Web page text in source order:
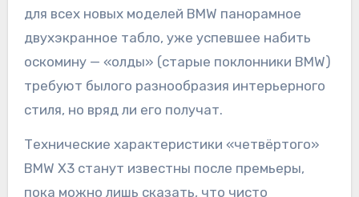
для всех новых моделей BMW панорамное
двухэкранное табло, уже успевшее набить
оскомину — «олды» (старые поклонники BMW)
требуют былого разнообразия интерьерного
стиля, но вряд ли его получат.
Технические характеристики «четвёртого»
BMW X3 станут известны после премьеры,
пока можно лишь сказать, что чисто